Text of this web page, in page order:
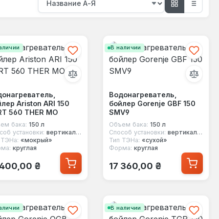
Ariston ARI 150
560 THER MO
бака: 150 л
установки: вертикальный
ТЭНа: «мокрый»
круглая
цена:
₴
В наличии
Водонагреватель,
бойлер Gorenje GBF 150
SMV9
Объем бака: 150 л
Способ установки: вертикальный
Тип ТЭНа: «сухой»
Форма: круглая
Обычная цена:
17 360,00 ₴
В наличии